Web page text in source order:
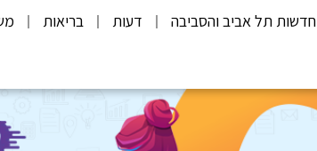
חדשות תל אביב והסביבה דעות בריאות